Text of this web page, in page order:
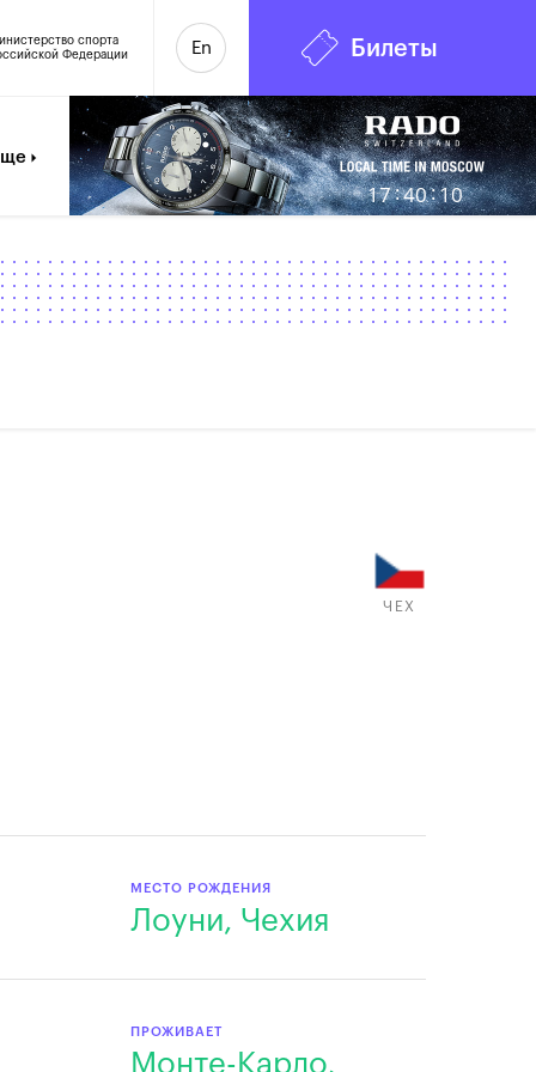
спорта
Федерации
En Билеты
6
17:40:11
ЧЕХ
МЕСТО РОЖДЕНИЯ
Лоуни, Чехия
ПРОЖИВАЕТ
Монте-Карло,